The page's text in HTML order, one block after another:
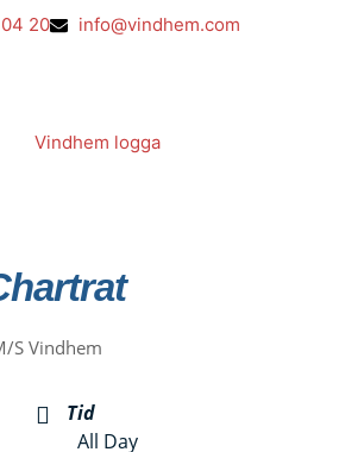
20 info@vindhem.com
Tid
All Day